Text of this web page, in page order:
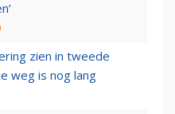
zien in tweede
weg is nog lang